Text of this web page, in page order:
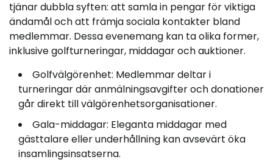
tjänar dubbla syften: att samla in pengar för viktiga
ändamål och att främja sociala kontakter bland
medlemmar. Dessa evenemang kan ta olika former,
inklusive golfturneringar, middagar och auktioner.
Golfvälgörenhet: Medlemmar deltar i
turneringar där anmälningsavgifter och donationer
går direkt till välgörenhetsorganisationer.
Gala-middagar: Eleganta middagar med
gästtalare eller underhållning kan avsevärt öka
insamlingsinsatserna.